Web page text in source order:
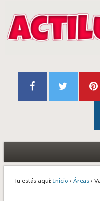
Tu estás aquí: Inicio › Áreas›